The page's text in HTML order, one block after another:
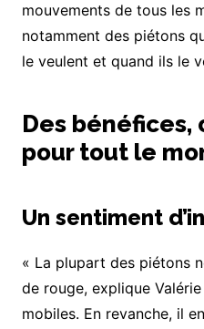
mouvements de tous les
notamment des piétons
le veulent et quand ils le
Des bénéfices,
pour tout le
Un sentiment
« La plupart des piétons
de rouge, explique
mobiles. En revanche, il